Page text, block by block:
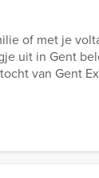
of met je
uit in Gent
van Gent